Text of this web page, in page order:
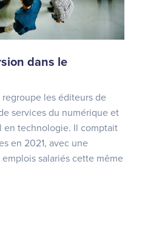
dans le
les éditeurs de
services du numérique et
en technologie. Il comptait
en 2021, avec une
salariés cette même